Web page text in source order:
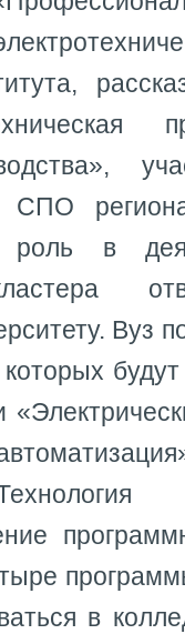
СПО
роль в
Вуз
в